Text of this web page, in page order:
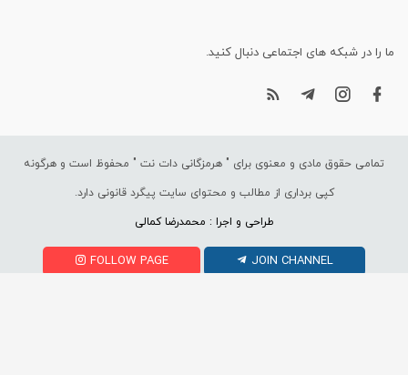
ما را در شبکه های اجتماعی دنبال کنید.
تمامی حقوق مادی و معنوی برای " هرمزگانی دات نت " محفوظ است و هرگونه
کپی برداری از مطالب و محتوای سایت پیگرد قانونی دارد.
طراحی و اجرا : محمدرضا کمالی
FOLLOW PAGE JOIN CHANNEL